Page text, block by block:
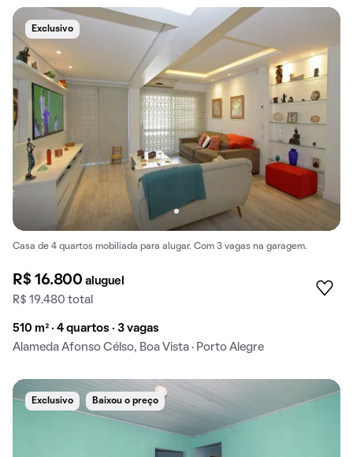
Exclusivo
Casa de 4 quartos mobiliada para alugar. Com 3 vagas na garagem.
R$ 16.800aluguel
R$ 19.480 total
510 m² · 4 quartos · 3 vagas
Alameda Afonso Célso, Boa Vista · Porto Alegre
Exclusivo Baixou o preço